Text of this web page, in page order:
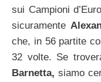
sui Campioni
sicuramente
che, in 56 partite
32 volte. Se
Barnetta, siamo